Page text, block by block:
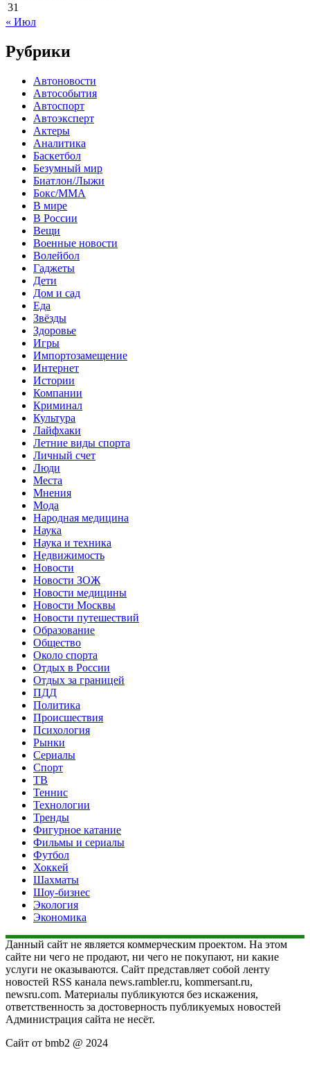
31
« Июл
Рубрики
Автоновости
Автособытия
Автоспорт
Автоэксперт
Актеры
Аналитика
Баскетбол
Безумный мир
Биатлон/Лыжи
Бокс/MMA
В мире
В России
Вещи
Военные новости
Волейбол
Гаджеты
Дети
Дом и сад
Еда
Звёзды
Здоровье
Игры
Импортозамещение
Интернет
Истории
Компании
Криминал
Культура
Лайфхаки
Летние виды спорта
Личный счет
Люди
Места
Мнения
Мода
Народная медицина
Наука
Наука и техника
Недвижимость
Новости
Новости ЗОЖ
Новости медицины
Новости Москвы
Новости путешествий
Образование
Общество
Около спорта
Отдых в России
Отдых за границей
ПДД
Политика
Происшествия
Психология
Рынки
Сериалы
Спорт
ТВ
Теннис
Технологии
Тренды
Фигурное катание
Фильмы и сериалы
Футбол
Хоккей
Шахматы
Шоу-бизнес
Экология
Экономика
Данный сайт не является коммерческим проектом. На этом
сайте ни чего не продают, ни чего не покупают, ни какие
услуги не оказываются. Сайт представляет собой ленту
новостей RSS канала news.rambler.ru, kommersant.ru,
newsru.com. Материалы публикуются без искажения,
ответственность за достоверность публикуемых новостей
Администрация сайта не несёт.
Сайт от bmb2 @ 2024